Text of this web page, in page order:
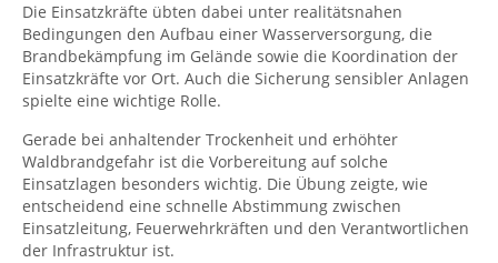
Die Einsatzkräfte übten dabei unter realitätsnahen
Bedingungen den Aufbau einer Wasserversorgung, die
Brandbekämpfung im Gelände sowie die Koordination der
Einsatzkräfte vor Ort. Auch die Sicherung sensibler Anlagen
spielte eine wichtige Rolle.
Gerade bei anhaltender Trockenheit und erhöhter
Waldbrandgefahr ist die Vorbereitung auf solche
Einsatzlagen besonders wichtig. Die Übung zeigte, wie
entscheidend eine schnelle Abstimmung zwischen
Einsatzleitung, Feuerwehrkräften und den Verantwortlichen
der Infrastruktur ist.